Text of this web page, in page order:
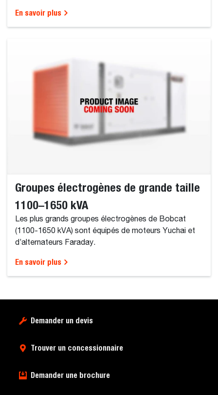
En savoir plus
Groupes électrogènes de grande taille
1100–1650 kVA
Les plus grands groupes électrogènes de Bobcat
(1100-1650 kVA) sont équipés de moteurs Yuchai et
d’alternateurs Faraday.
En savoir plus
Demander un devis
Trouver un concessionnaire
Demander une brochure